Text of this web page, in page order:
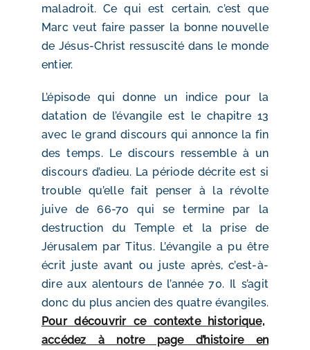
maladroit. Ce qui est certain, c’est que
Marc veut faire passer la bonne nouvelle
de Jésus-Christ ressuscité dans le monde
entier.
L’épisode qui donne un indice pour la
datation de l’évangile est le chapitre 13
avec le grand discours qui annonce la fin
des temps. Le discours ressemble à un
discours d’adieu. La période décrite est si
trouble qu’elle fait penser à la révolte
juive de 66-70 qui se termine par la
destruction du Temple et la prise de
Jérusalem par Titus. L’évangile a pu être
écrit juste avant ou juste après, c’est-à-
dire aux alentours de l’année 70. Il s’agit
donc du plus ancien des quatre évangiles.
Pour découvrir ce contexte historique,
accédez à notre page d’histoire en